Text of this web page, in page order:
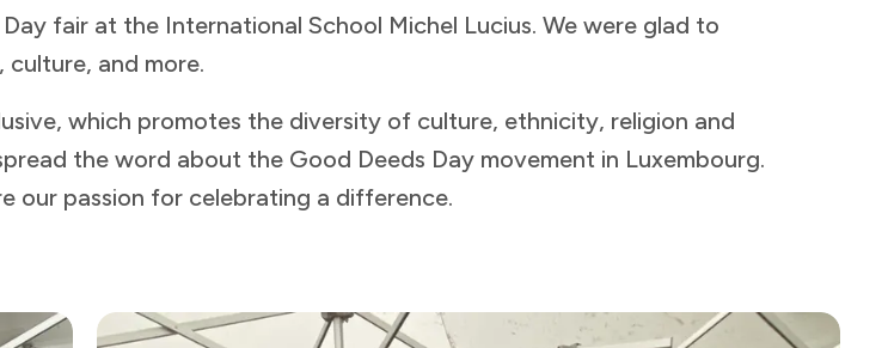
fair at the International School Michel Lucius. We were glad to
which promotes the diversity of culture, ethnicity, religion and
the word about the Good Deeds Day movement in Luxembourg.